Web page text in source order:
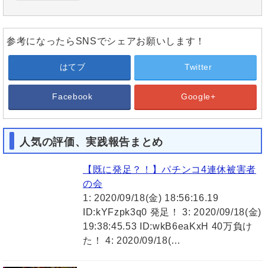
参考になったらSNSでシェアお願いします！
はてブ Twitter
Facebook Google+
人気の評価、実践報告まとめ
【既に発足？！】パチンコ4連休被害者
の会
1: 2020/09/18(金) 18:56:16.19
ID:kYFzpk3q0 発足！ 3: 2020/09/18(金)
19:38:45.53 ID:wkB6eaKxH 40万負け
た！ 4: 2020/09/18(…